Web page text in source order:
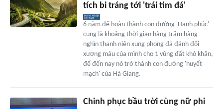
tích bi tráng tới 'trái tim đá'
6 năm để hoàn thành con đường 'Hạnh phúc'
cũng là khoảng thời gian hàng trăm hàng
nghìn thanh niên xung phong đã đánh đổi
xương máu của mình cho 1 vùng đất khó khăn,
để đến nay nó trở thành con đường 'huyết
mạch' của Hà Giang.
Chinh phục bầu trời cùng nữ phi